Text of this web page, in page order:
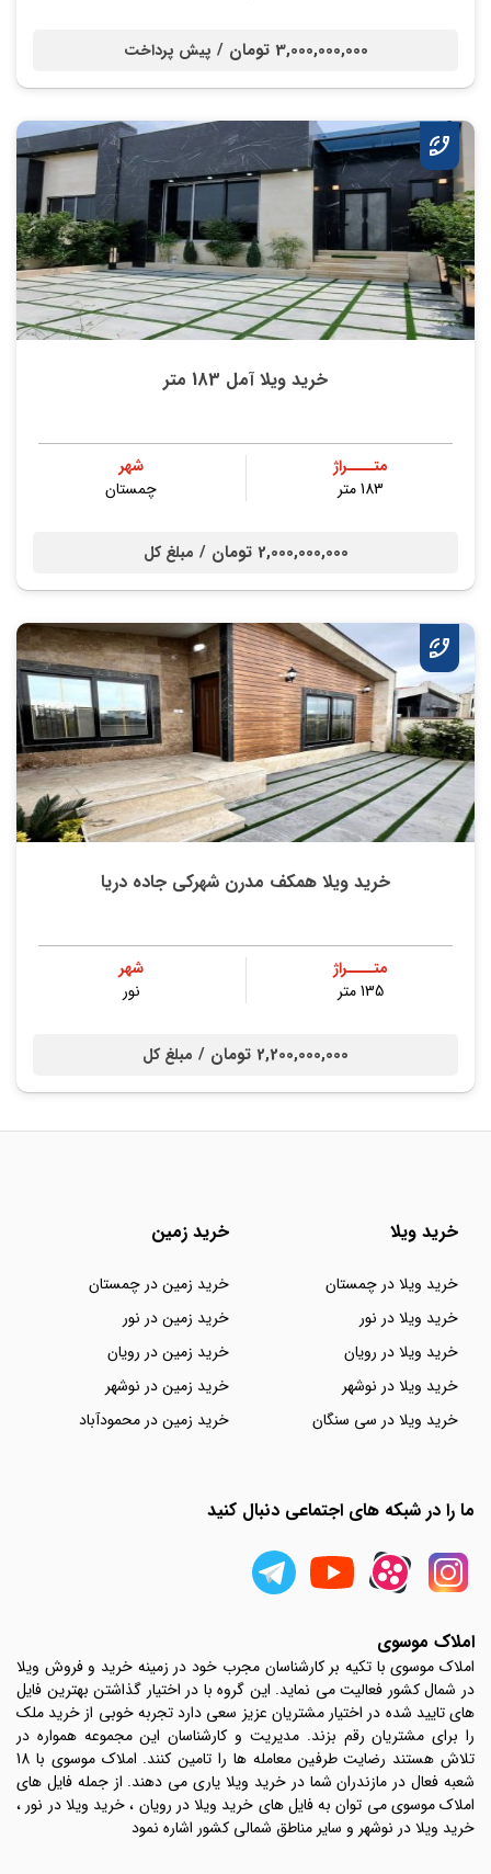
3,000,000,000 تومان / پیش پرداخت
خرید ویلا آمل 183 متر
متــــراژ
183 متر
شهر
چمستان
2,000,000,000 تومان / مبلغ کل
خرید ویلا همکف مدرن شهرکی جاده دریا
متــــراژ
135 متر
شهر
نور
2,200,000,000 تومان / مبلغ کل
خرید ویلا
خرید ویلا در چمستان
خرید ویلا در نور
خرید ویلا در رویان
خرید ویلا در نوشهر
خرید ویلا در سی سنگان
خرید زمین
خرید زمین در چمستان
خرید زمین در نور
خرید زمین در رویان
خرید زمین در نوشهر
خرید زمین در محمودآباد
ما را در شبکه های اجتماعی دنبال کنید
املاک موسوی
املاک موسوی با تکیه بر کارشناسان مجرب خود در زمینه خرید و فروش ویلا
در شمال کشور فعالیت می نماید. این گروه با در اختیار گذاشتن بهترین فایل
های تایید شده در اختیار مشتریان عزیز سعی دارد تجربه خوبی از خرید ملک
را برای مشتریان رقم بزند. مدیریت و کارشناسان این مجموعه همواره در
تلاش هستند رضایت طرفین معامله ها را تامین کنند. املاک موسوی با 18
شعبه فعال در مازندران شما در خرید ویلا یاری می دهند. از جمله فایل های
املاک موسوی می توان به فایل های خرید ویلا در رویان ، خرید ویلا در نور ،
خرید ویلا در نوشهر و سایر مناطق شمالی کشور اشاره نمود